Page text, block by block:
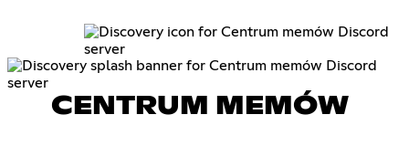
CENTRUM MEMÓW